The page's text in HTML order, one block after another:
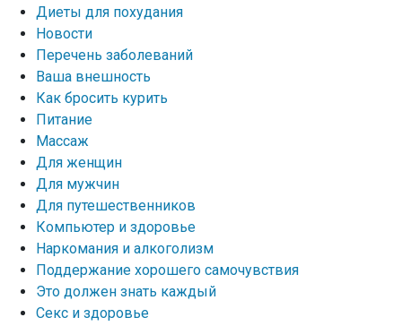
Диеты для похудания
Новости
Перечень заболеваний
Ваша внешность
Как бросить курить
Питание
Массаж
Для женщин
Для мужчин
Для путешественников
Компьютер и здоровье
Наркомания и алкоголизм
Поддержание хорошего самочувствия
Это должен знать каждый
Секс и здоровье